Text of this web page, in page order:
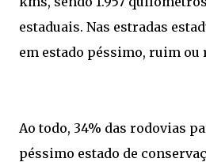
estaduais. Nas estradas
em estado péssimo, ruim ou
Ao todo, 34% das rodovias
péssimo estado de